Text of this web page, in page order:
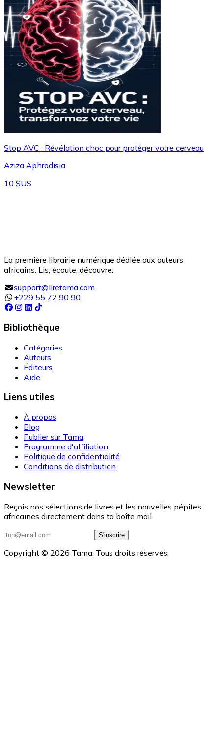
Stop AVC : Révélation choc pour protéger votre cerveau
Aziza Aphrodisia
10 $US
La première librairie numérique dédiée aux auteurs
africains. Lis, écoute, découvre.
support@liretama.com
+229 55 72 90 90
Bibliothèque
Catégories
Auteurs
Éditeurs
Aide
Liens utiles
À propos
Blog
Publier sur Tama
Programme d'affiliation
Politique de confidentialité
Conditions de distribution
Newsletter
Reçois nos sélections de livres et les nouvelles pépites
africaines directement dans ta boîte mail.
S'inscrire
Copyright © 2026 Tama. Tous droits réservés.